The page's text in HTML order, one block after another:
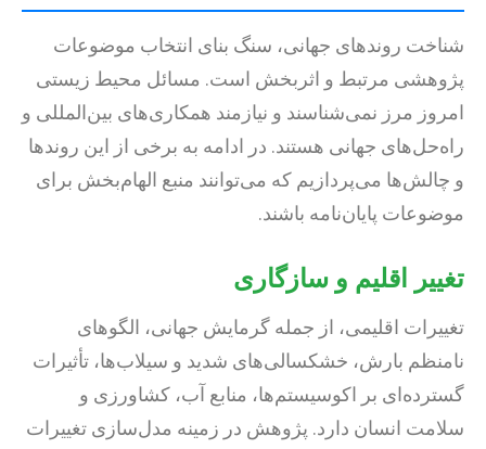
شناخت روندهای جهانی، سنگ بنای انتخاب موضوعات
پژوهشی مرتبط و اثربخش است. مسائل محیط زیستی
امروز مرز نمی‌شناسند و نیازمند همکاری‌های بین‌المللی و
راه‌حل‌های جهانی هستند. در ادامه به برخی از این روندها
و چالش‌ها می‌پردازیم که می‌توانند منبع الهام‌بخش برای
موضوعات پایان‌نامه باشند.
تغییر اقلیم و سازگاری
تغییرات اقلیمی، از جمله گرمایش جهانی، الگوهای
نامنظم بارش، خشکسالی‌های شدید و سیلاب‌ها، تأثیرات
گسترده‌ای بر اکوسیستم‌ها، منابع آب، کشاورزی و
سلامت انسان دارد. پژوهش در زمینه مدل‌سازی تغییرات